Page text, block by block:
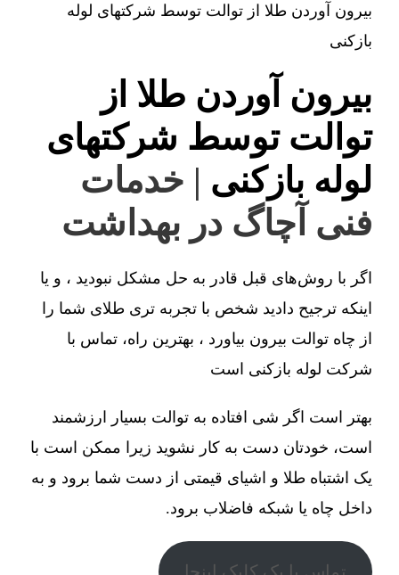
بیرون آوردن طلا از توالت توسط شرکتهای لوله
بازکنی
بیرون آوردن طلا از
توالت توسط شرکتهای
لوله بازکنی | خدمات
فنی آچاگ در بهداشت
اگر با روش‌های قبل قادر به حل مشکل نبودید ، و یا
اینکه ترجیح دادید شخص با تجربه تری طلای شما را
از چاه توالت بیرون بیاورد ، بهترین راه، تماس با
شرکت لوله بازکنی است
بهتر است اگر شی افتاده به توالت بسیار ارزشمند
است، خودتان دست به کار نشوید زیرا ممکن است با
یک اشتباه طلا و اشیای قیمتی از دست شما برود و به
داخل چاه یا شبکه فاضلاب برود.